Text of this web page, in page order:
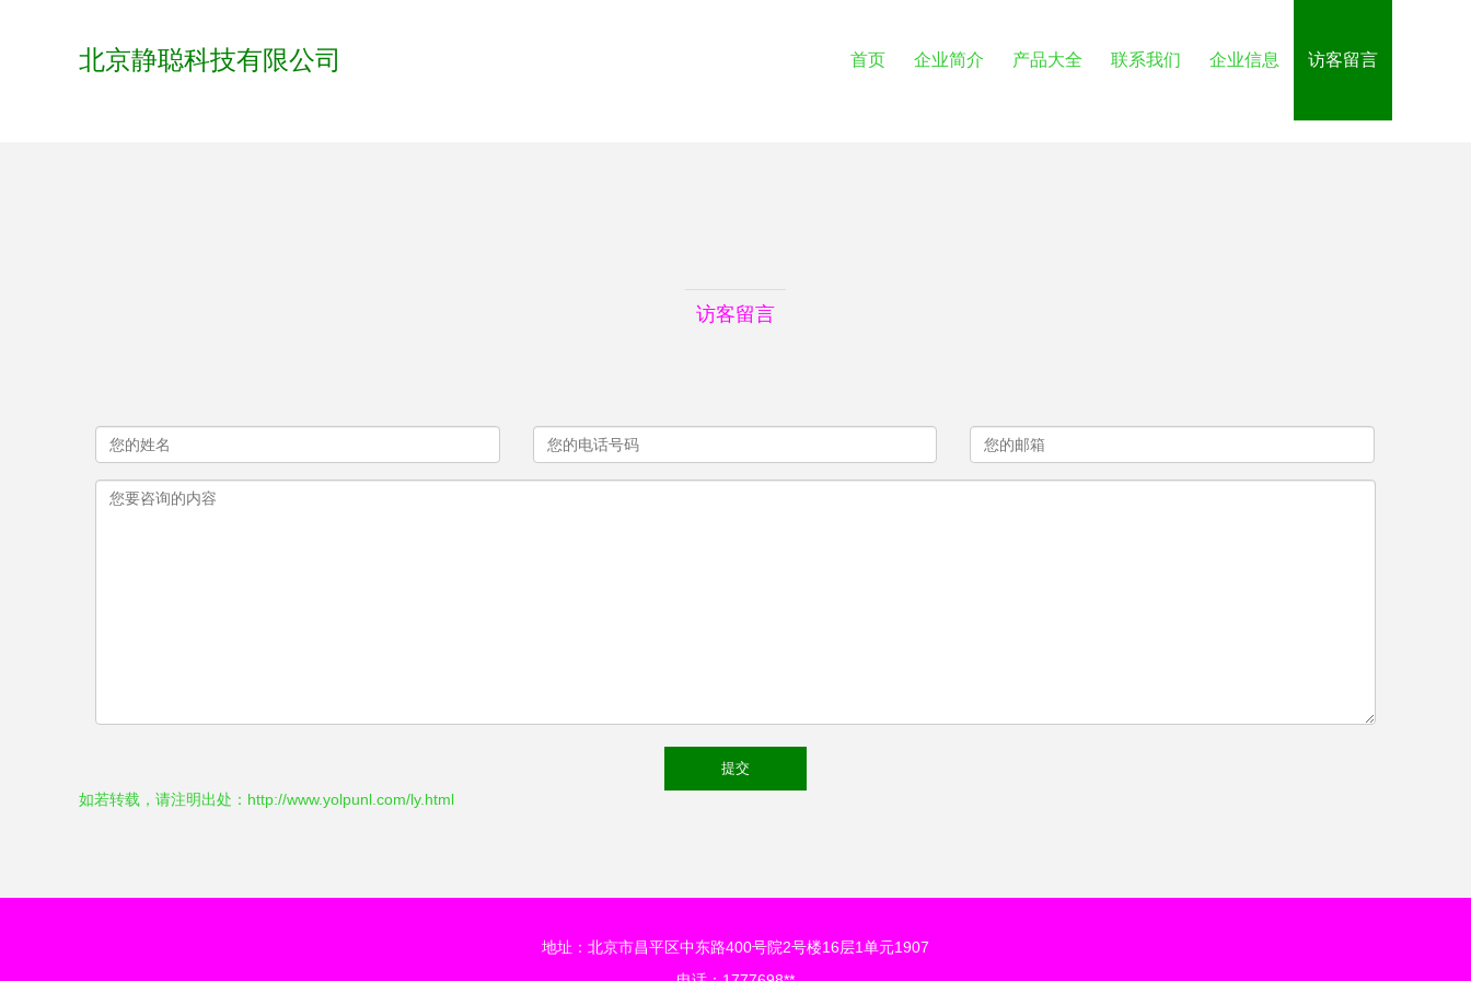
北京静聪科技有限公司 首页 企业简介 产品大全 联系我们 企业信息 访客留言
访客留言
如若转载，请注明出处：http://www.yolpunl.com/ly.html
地址：北京市昌平区中东路400号院2号楼16层1单元1907